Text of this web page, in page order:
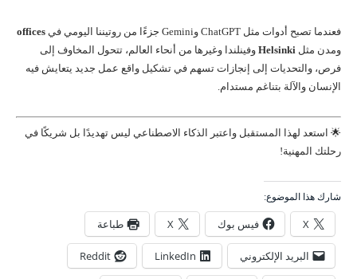
فعندما تصبح أدوات مثل ChatGPT وGemini جزءًا من روتيننا اليومي في
offices
ومدن مثل Helsinki وفينلندا وغيرها من أنحاء العالم، تتحول المخاوف إلى
فرص، والتحديات إلى إنجازات تسهم في تشكيل واقع عمل جديد يتعايش فيه
الإنسان والآلة بتناغم مستدام.
🌟 استعد لهذا المستقبل واعتبر الذكاء الاصطناعي ليس تهديدًا بل شريكًا في
رحلتك المهنية!
شارك هذا الموضوع:
X فيس بوك X طباعة
البريد الإلكتروني LinkedIn
Reddit